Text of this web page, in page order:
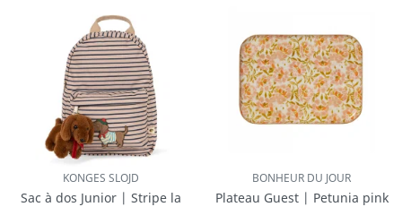
KONGES SLOJD
Sac à dos Junior | Stripe la
BONHEUR DU JOUR
Plateau Guest | Petunia pink